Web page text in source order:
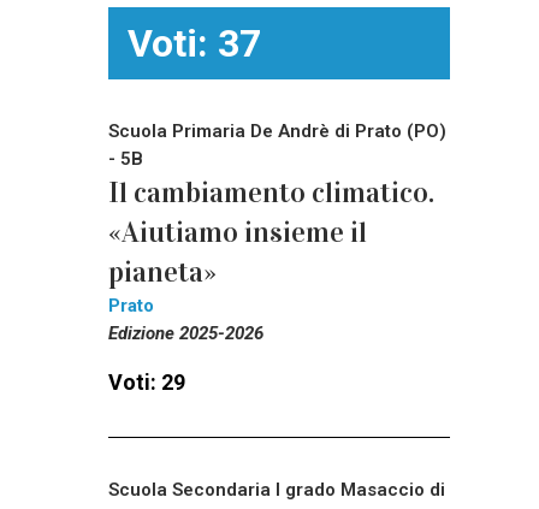
Voti: 37
Scuola Primaria De Andrè di Prato (PO)
- 5B
Il cambiamento climatico.
«Aiutiamo insieme il
pianeta»
Prato
Edizione 2025-2026
Voti: 29
Scuola Secondaria I grado Masaccio di